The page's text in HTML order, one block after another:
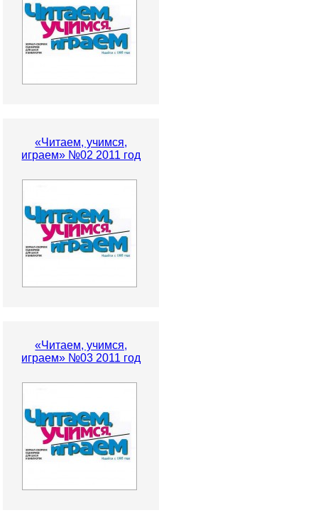
«Читаем, учимся,
играем» №02 2011 год
«Читаем, учимся,
играем» №03 2011 год